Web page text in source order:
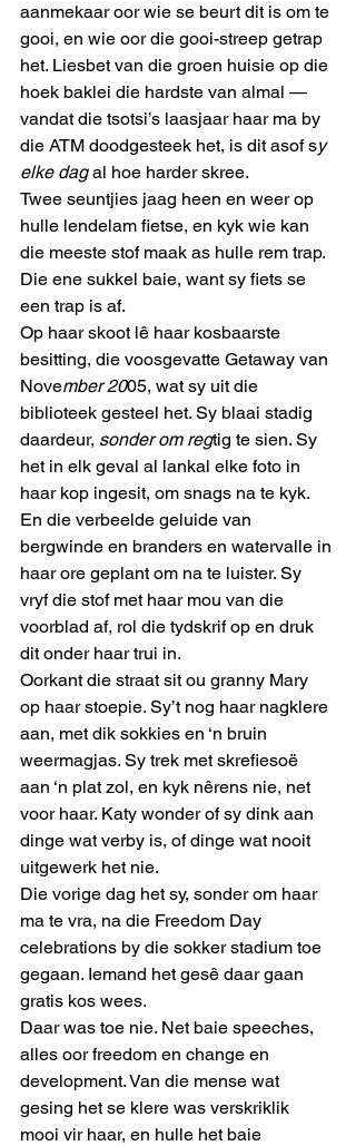
aanmekaar oor wie se beurt dit is om te
gooi, en wie oor die gooi-streep getrap
het. Liesbet van die groen huisie op die
hoek baklei die hardste van almal —
vandat die tsotsi’s laasjaar haar ma by
die ATM doodgesteek het, is dit asof sy
elke dag al hoe harder skree.
Twee seuntjies jaag heen en weer op
hulle lendelam fietse, en kyk wie kan
die meeste stof maak as hulle rem trap.
Die ene sukkel baie, want sy fiets se
een trap is af.
Op haar skoot lê haar kosbaarste
besitting, die voosgevatte Getaway van
November 2005, wat sy uit die
biblioteek gesteel het. Sy blaai stadig
daardeur, sonder om regtig te sien. Sy
het in elk geval al lankal elke foto in
haar kop ingesit, om snags na te kyk.
En die verbeelde geluide van
bergwinde en branders en watervalle in
haar ore geplant om na te luister. Sy
vryf die stof met haar mou van die
voorblad af, rol die tydskrif op en druk
dit onder haar trui in.
Oorkant die straat sit ou granny Mary
op haar stoepie. Sy’t nog haar nagklere
aan, met dik sokkies en ‘n bruin
weermagjas. Sy trek met skrefiesoë
aan ‘n plat zol, en kyk nêrens nie, net
voor haar. Katy wonder of sy dink aan
dinge wat verby is, of dinge wat nooit
uitgewerk het nie.
Die vorige dag het sy, sonder om haar
ma te vra, na die Freedom Day
celebrations by die sokker stadium toe
gegaan. Iemand het gesê daar gaan
gratis kos wees.
Daar was toe nie. Net baie speeches,
alles oor freedom en change en
development. Van die mense wat
gesing het se klere was verskriklik
mooi vir haar, en hulle het baie